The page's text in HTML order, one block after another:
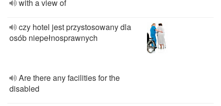
with a view of
czy hotel jest przystosowany dla
osób niepełnosprawnych
Are there any facilities for the
disabled